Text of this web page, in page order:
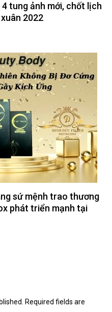
tung ảnh mới, chốt lịch
2022
sứ mệnh trao thương
phát triển mạnh tại
Required fields are